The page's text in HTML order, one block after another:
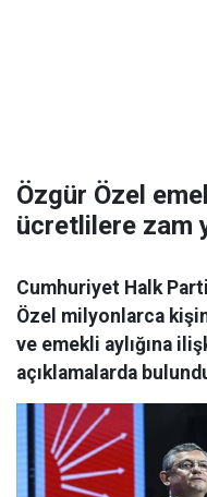
Özgür Özel
ücretlilere zam
Cumhuriyet Halk
Özel milyonlarca
ve emekli aylığına
açıklamalarda